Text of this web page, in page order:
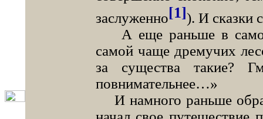
заслуженно[1]). И сказки
А еще раньше в
самой чаще дремучих
за существа такие?
повнимательнее…»
И намного раньше